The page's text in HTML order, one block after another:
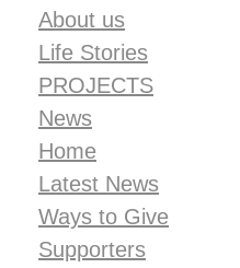
About us
Life Stories
PROJECTS
News
Home
Latest News
Ways to Give
Supporters